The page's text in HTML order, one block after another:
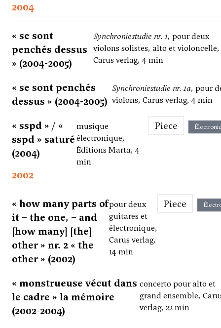
2004
« se sont
penchés dessus
» (2004-2005)
Synchroniestudie nr. 1, pour deux
violons solistes, alto et violoncelle,
Carus verlag, 4 min
« se sont penchés
dessus » (2004-2005)
Synchroniestudie nr. 1a, pour
violons, Carus verlag, 4 min
« sspd » / «
sspd » saturé
(2004)
musique
électronique,
Éditions Marta, 4
min
Piece
2002
« how many parts of
it – the one, – and
[how many] [the]
other » nr. 2 « the
other » (2002)
pour deux
guitares et
électronique,
Carus verlag,
14 min
Piece
« monstrueuse vécut dans
le cadre » la mémoire
(2002-2004)
concerto pour alto et
grand ensemble,
verlag, 22 min